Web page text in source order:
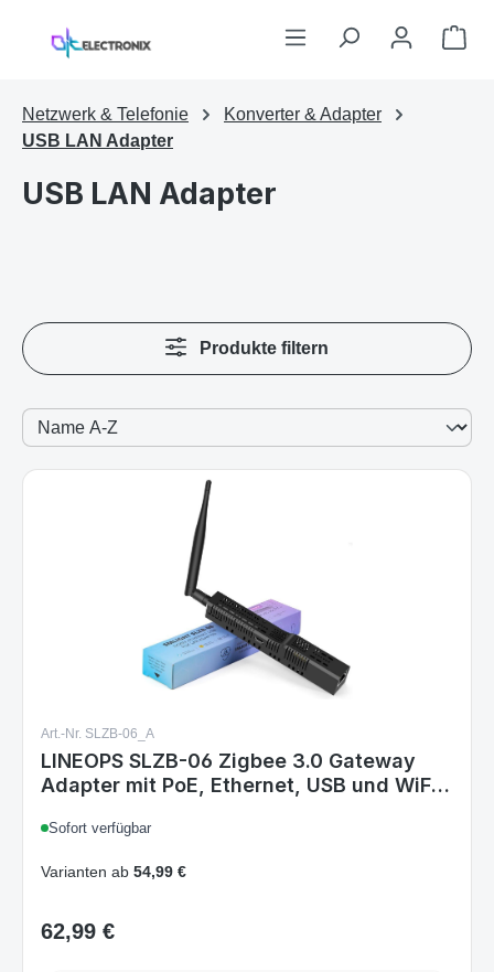
Zum Hauptinhalt springen
Netzwerk & Telefonie
Konverter & Adapter
USB LAN Adapter
USB LAN Adapter
Produkte filtern
Art.-Nr. SLZB-06_A
LINEOPS SLZB-06 Zigbee 3.0 Gateway
Adapter mit PoE, Ethernet, USB und WiFi,
Assistant, ZHA
Sofort verfügbar
Varianten ab 54,99 €
Regulärer Preis:
62,99 €